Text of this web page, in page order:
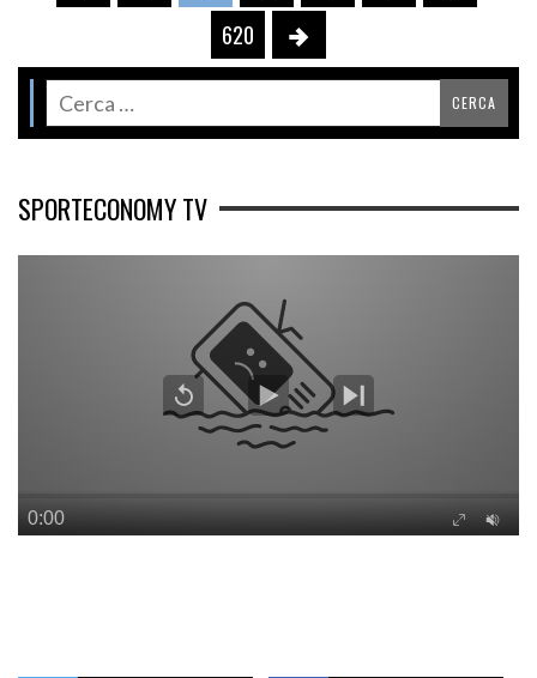
620
SPORTECONOMY TV